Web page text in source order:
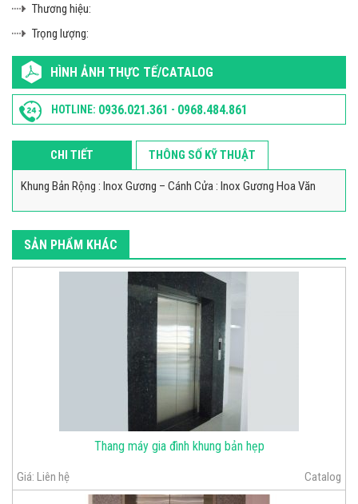
Thương hiệu:
Trọng lượng:
HÌNH ẢNH THỰC TẾ/CATALOG
HOTLINE: 0936.021.361 - 0968.484.861
CHI TIẾT THÔNG SỐ KỸ THUẬT
Khung Bản Rộng : Inox Gương – Cánh Cửa : Inox Gương Hoa Văn
SẢN PHẨM KHÁC
Thang máy gia đình khung bản hẹp
Giá: Liên hệ Catalog